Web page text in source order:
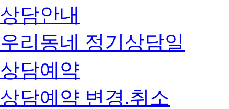
상담안내
우리동네 정기상담일
상담예약
상담예약 변경.취소